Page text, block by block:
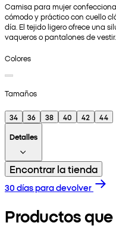
Camisa para mujer
cómodo y práctico con cuello
día. El tejido ligero ofrece una
vaqueros o pantalones de vestir.
Colores
Tamaños
34 36 38 40 42
44
Detalles
Encontrar la tienda
30 días para devolver
Productos